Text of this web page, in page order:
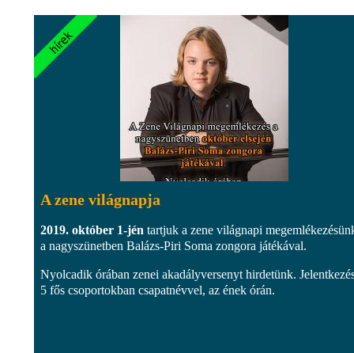
A zene világnapja
2019. október 1-jén tartjuk a zene világnapi
a nagyszünetben Balázs-Piri Soma zongora játékával.
Nyolcadik órában zenei akadályversenyt hirdetünk.
5 fős csoportokban csapatnévvel, az ének órán.